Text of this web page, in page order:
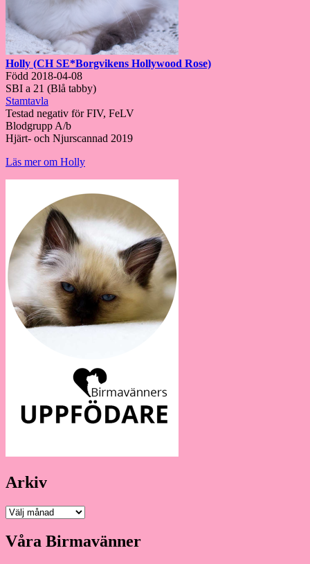
Holly (CH SE*Borgvikens Hollywood Rose)
Född 2018-04-08
SBI a 21 (Blå tabby)
Stamtavla
Testad negativ för FIV, FeLV
Blodgrupp A/b
Hjärt- och Njurscannad 2019
Läs mer om Holly
Arkiv
Arkiv
Våra Birmavänner